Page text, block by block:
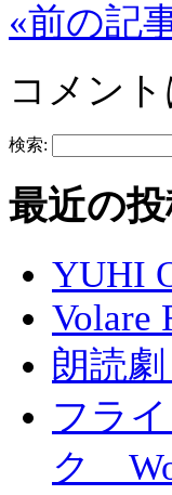
«前の記
コメン
検索:
最近の
YUHI
Volare
朗読
フラ
ク